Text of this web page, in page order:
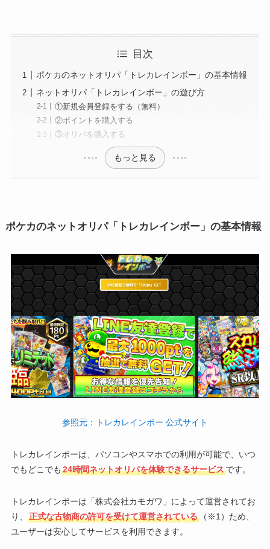
目次
ポケカのネットオリパ「トレカレインボー」の基本情報
ネットオリパ「トレカレインボー」の遊び方
①新規会員登録をする（無料）
②ポイントを購入する
③オリパを購入する
もっと見る
ポケカのネットオリパ「トレカレインボー」の基本情報
参照元：トレカレインボー 公式サイト
トレカレインボーは、パソコンやスマホでの利用が可能で、いつ
でもどこでも 24時間ネットオリパを体験できるサービスです。
トレカレインボーは「株式会社カモガワ」によって運営されてお
り、
正式な古物商の許可を受けて運営されている（※1）ため、
ユーザーは安心してサービスを利用できます。